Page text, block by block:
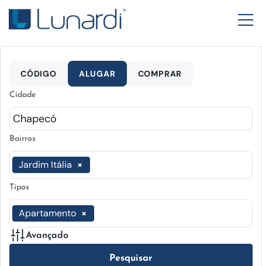
CÓDIGO ALUGAR COMPRAR
Cidade
Bairros
×
Jardim Itália
Tipos
×
Apartamento
Avançado
Pesquisar